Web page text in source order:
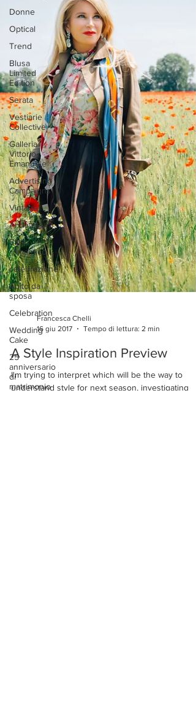
Donne
Optical
Trend
Blusa
Limited
Edition
Serata
Vestiarie
Collective
Galleria
Vittorio
Emanuele
Advertising
Campaigns
Vintage
Architettura
Stile
romantico
celebrazione
Abito da
sposa
Celebration
Wedding
Cake
25
anniversario
di
matrimonio
Francesca Chelli